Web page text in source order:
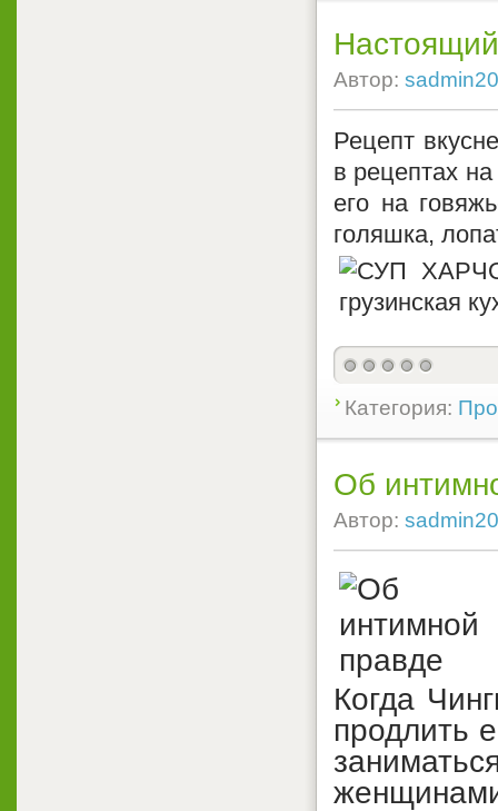
Автор:
Рецепт
в рецептах
его на
голяшка,
Категория:
Об
Автор:
Когда
продлить